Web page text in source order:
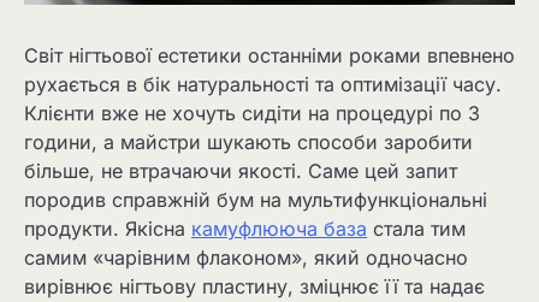
Світ нігтьової естетики останніми роками впевнено
рухається в бік натуральності та оптимізації часу.
Клієнти вже не хочуть сидіти на процедурі по 3
години, а майстри шукають способи заробити
більше, не втрачаючи якості. Саме цей запит
породив справжній бум на мультифункціональні
продукти. Якісна камуфлююча база стала тим
самим «чарівним флаконом», який одночасно
вирівнює нігтьову пластину, зміцнює її та надає